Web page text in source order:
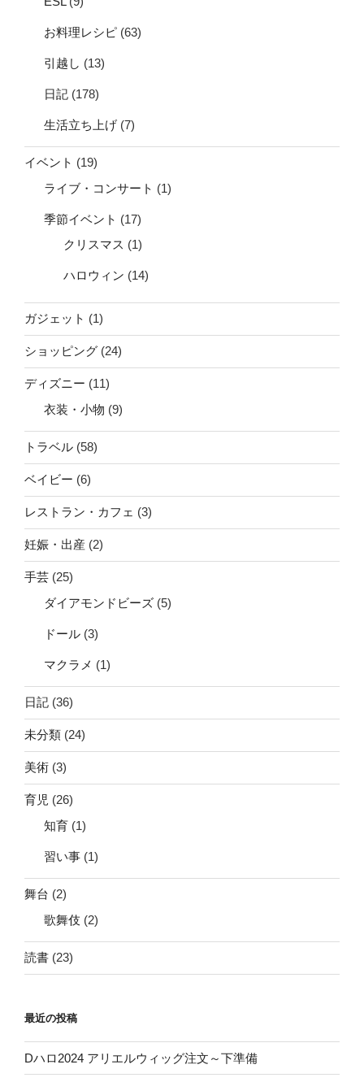
お料理レシピ (63)
引越し (13)
日記 (178)
生活立ち上げ (7)
イベント (19)
ライブ・コンサート (1)
季節イベント (17)
クリスマス (1)
ハロウィン (14)
ガジェット (1)
ショッピング (24)
ディズニー (11)
衣装・小物 (9)
トラベル (58)
ベイビー (6)
レストラン・カフェ (3)
妊娠・出産 (2)
手芸 (25)
ダイアモンドビーズ (5)
ドール (3)
マクラメ (1)
日記 (36)
未分類 (24)
美術 (3)
育児 (26)
知育 (1)
習い事 (1)
舞台 (2)
歌舞伎 (2)
読書 (23)
最近の投稿
Dハロ2024 アリエルウィッグ注文～下準備